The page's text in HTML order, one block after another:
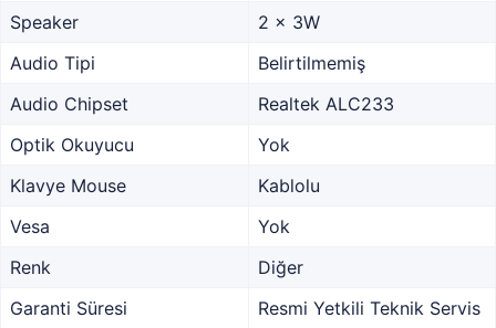
Speaker
2 x 3W
Audio Tipi
Belirtilmemiş
Audio Chipset
Realtek ALC233
Optik Okuyucu
Yok
Klavye Mouse
Kablolu
Vesa
Yok
Renk
Diğer
Garanti Süresi
Resmi Yetkili Teknik Servis